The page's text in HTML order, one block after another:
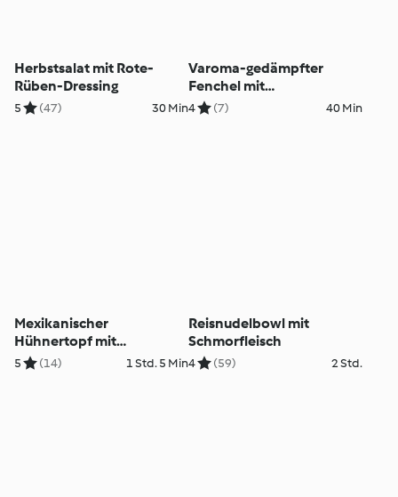
Herbstsalat mit Rote-
Rüben-Dressing
5 (47) 30 Min
Varoma-gedämpfter
Fenchel mit
Kernölmayonnaise
4 (7) 40 Min
Mexikanischer
Hühnertopf mit
Maisrädern
5 (14) 1 Std. 5 Min
Reisnudelbowl mit
Schmorfleisch
4 (59) 2 Std.